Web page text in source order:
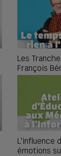
Les
François
épisode 3
L'influence
émotions